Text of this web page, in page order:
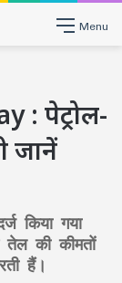
Menu
: पेट्रोल-
जानें
किया गया
की कीमतों
हैं।